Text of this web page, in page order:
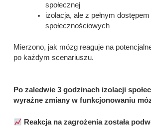
społecznej
izolacja, ale z pełnym
społecznościowych
Mierzono, jak mózg reaguje na
po każdym scenariuszu.
Po zaledwie 3 godzinach izolacji
wyraźne zmiany w funkcjonowaniu
Reakcja na zagrożenia została